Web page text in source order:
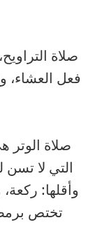
فعل
صلاة الوتر
التي لا تسن
وأقلها:
تختص